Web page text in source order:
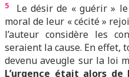
5
Le désir de « guérir »
moral de leur « cécité »
l’auteur considère les
seraient la cause. En effet,
devenu aveugle sur la loi
L’urgence était alors